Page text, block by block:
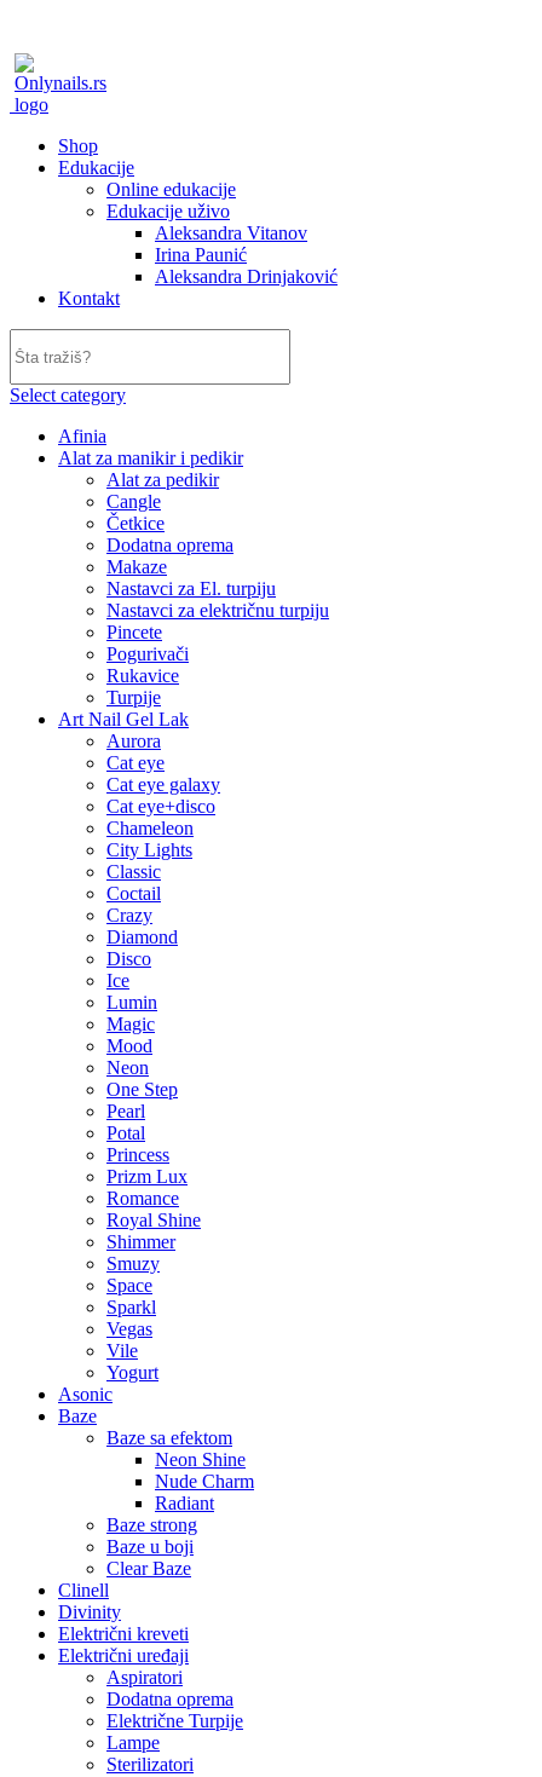
Shop
Edukacije
Online edukacije
Edukacije uživo
Aleksandra Vitanov
Irina Paunić
Aleksandra Drinjaković
Kontakt
Select category
Afinia
Alat za manikir i pedikir
Alat za pedikir
Cangle
Četkice
Dodatna oprema
Makaze
Nastavci za El. turpiju
Nastavci za električnu turpiju
Pincete
Pogurivači
Rukavice
Turpije
Art Nail Gel Lak
Aurora
Cat eye
Cat eye galaxy
Cat eye+disco
Chameleon
City Lights
Classic
Coctail
Crazy
Diamond
Disco
Ice
Lumin
Magic
Mood
Neon
One Step
Pearl
Potal
Princess
Prizm Lux
Romance
Royal Shine
Shimmer
Smuzy
Space
Sparkl
Vegas
Vile
Yogurt
Asonic
Baze
Baze sa efektom
Neon Shine
Nude Charm
Radiant
Baze strong
Baze u boji
Clear Baze
Clinell
Divinity
Električni kreveti
Električni uređaji
Aspiratori
Dodatna oprema
Električne Turpije
Lampe
Sterilizatori